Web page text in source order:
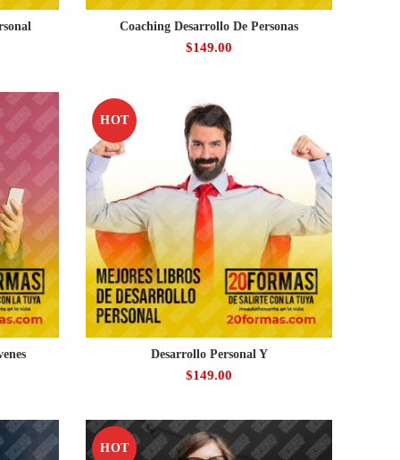
Coaching Desarrollo De Personas
$149.00
HOT
Desarrollo Personal Y
$149.00
HOT